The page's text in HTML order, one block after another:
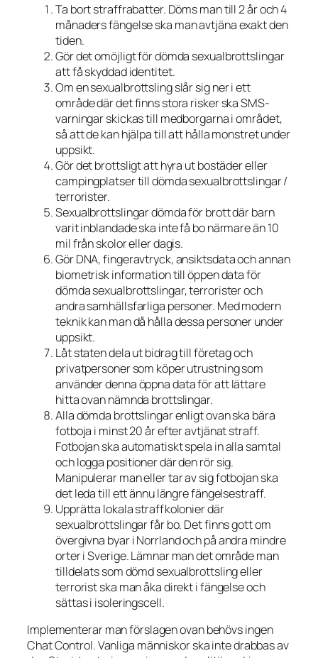
Ta bort straffrabatter. Döms man till 2 år och 4
månaders fängelse ska man avtjäna exakt den
tiden.
Gör det omöjligt för dömda sexualbrottslingar
att få skyddad identitet.
Om en sexualbrottsling slår sig ner i ett
område där det finns stora risker ska SMS-
varningar skickas till medborgarna i området,
så att de kan hjälpa till att hålla monstret under
uppsikt.
Gör det brottsligt att hyra ut bostäder eller
campingplatser till dömda sexualbrottslingar /
terrorister.
Sexualbrottslingar dömda för brott där barn
varit inblandade ska inte få bo närmare än 10
mil från skolor eller dagis.
Gör DNA, fingeravtryck, ansiktsdata och annan
biometrisk information till öppen data för
dömda sexualbrottslingar, terrorister och
andra samhällsfarliga personer. Med modern
teknik kan man då hålla dessa personer under
uppsikt.
Låt staten dela ut bidrag till företag och
privatpersoner som köper utrustning som
använder denna öppna data för att lättare
hitta ovan nämnda brottslingar.
Alla dömda brottslingar enligt ovan ska bära
fotboja i minst 20 år efter avtjänat straff.
Fotbojan ska automatiskt spela in alla samtal
och logga positioner där den rör sig.
Manipulerar man eller tar av sig fotbojan ska
det leda till ett ännu längre fängelsestraff.
Upprätta lokala straffkolonier där
sexualbrottslingar får bo. Det finns gott om
övergivna byar i Norrland och på andra mindre
orter i Sverige. Lämnar man det område man
tilldelats som dömd sexualbrottsling eller
terrorist ska man åka direkt i fängelse och
sättas i isoleringscell.
Implementerar man förslagen ovan behövs ingen
Chat Control. Vanliga människor ska inte drabbas av